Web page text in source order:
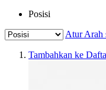
Posisi
Atur Arah
Tambahkan ke